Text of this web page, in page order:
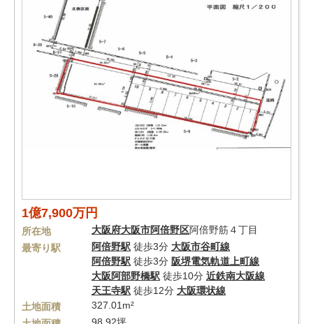
1億7,900万円
所在地 大阪府大阪市阿倍野区阿倍野筋４丁目
最寄り駅
阿倍野駅 徒歩3分 大阪市谷町線
阿倍野駅 徒歩3分 阪堺電気軌道上町線
大阪阿部野橋駅 徒歩10分 近鉄南大阪線
天王寺駅 徒歩12分 大阪環状線
土地面積
327.01m²